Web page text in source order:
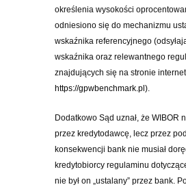
określenia wysokości
odniesiono się do mechanizmu
wskaźnika referencyjnego
wskaźnika oraz relewantnego
znajdujących się na stronie
https://gpwbenchmark.pl ).
Dodatkowo Sąd uznał, że WIBOR
przez kredytodawcę, lecz przez
konsekwencji bank nie musiał
kredytobiorcy regulaminu
nie był on „ustalany” przez bank.